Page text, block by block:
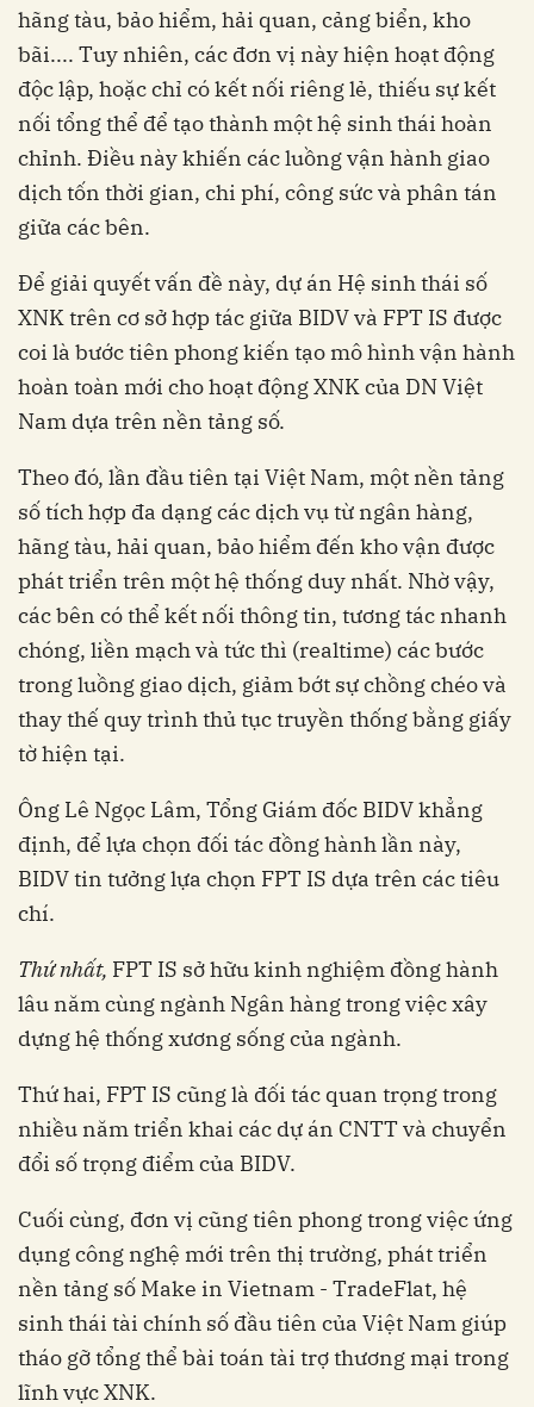
hãng tàu, bảo hiểm, hải quan, cảng biển, kho
bãi.... Tuy nhiên, các đơn vị này hiện hoạt động
độc lập, hoặc chỉ có kết nối riêng lẻ, thiếu sự kết
nối tổng thể để tạo thành một hệ sinh thái hoàn
chỉnh. Điều này khiến các luồng vận hành giao
dịch tốn thời gian, chi phí, công sức và phân tán
XNK trên cơ sở hợp tác giữa BIDV và FPT IS được
coi là bước tiên phong kiến tạo mô hình vận hành
hoàn toàn mới cho hoạt động XNK của DN Việt
Nam dựa trên nền tảng số.
Theo đó, lần đầu tiên tại Việt Nam, một nền tảng
số tích hợp đa dạng các dịch vụ từ ngân hàng,
hãng tàu, hải quan, bảo hiểm đến kho vận được
phát triển trên một hệ thống duy nhất. Nhờ vậy,
các bên có thể kết nối thông tin, tương tác nhanh
chóng, liền mạch và tức thì (realtime) các bước
trong luồng giao dịch, giảm bớt sự chồng chéo và
thay thế quy trình thủ tục truyền thống bằng giấy
định, để lựa chọn đối tác đồng hành lần này,
BIDV tin tưởng lựa chọn FPT IS dựa trên các tiêu
chí.
Thứ nhất, FPT IS sở hữu kinh nghiệm đồng hành
lâu năm cùng ngành Ngân hàng trong việc xây
dựng hệ thống xương sống của ngành.
Thứ hai, FPT IS cũng là đối tác quan trọng trong
nhiều năm triển khai các dự án CNTT và ‏‏chuyển
đổi số‏‏ trọng điểm của BIDV.
Cuối cùng, đơn vị cũng tiên phong trong việc ứng
dụng công nghệ mới trên thị trường, phát triển
nền tảng số Make in Vietnam - TradeFlat, hệ
sinh thái tài chính số đầu tiên của Việt Nam giúp
tháo gỡ tổng thể bài toán tài trợ thương mại trong